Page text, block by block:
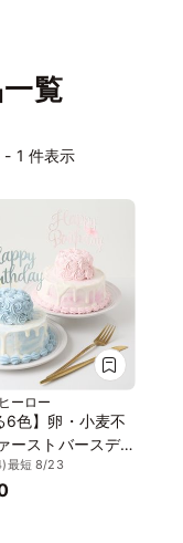
覧
- 1 件表示
ーロー
6色】卵・小麦不
ーストバースデ
シュケーキ 5号 2
最短 8/23